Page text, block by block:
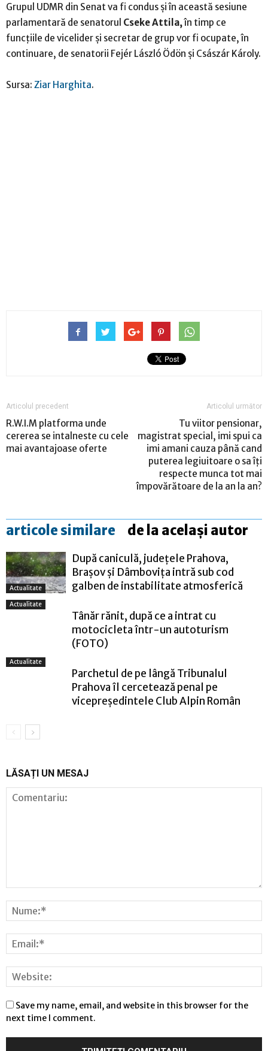
Grupul UDMR din Senat va fi condus și în această sesiune
parlamentară de senatorul Cseke Attila,în timp ce
funcțiile de vicelider și secretar de grup vor fi ocupate, în
continuare, de senatorii Fejér László Ödön și Császár Károly.
Sursa: Ziar Harghita.
Articolul precedent
R.W.I.M platforma unde
cererea se intalneste cu cele
mai avantajoase oferte
Articolul următor
Tu viitor pensionar,
magistrat special, imi spui ca
imi amani cauza până cand
puterea legiuitoare o sa îți
respecte munca tot mai
împovărătoare de la an la an?
articole similare de la același autor
Actualitate
După caniculă, județele Prahova,
Brașov și Dâmbovița intră sub cod
galben de instabilitate atmosferică
Actualitate
Tânăr rănit, după ce a intrat cu
motocicleta într-un autoturism
(FOTO)
Actualitate
Parchetul de pe lângă Tribunalul
Prahova îl cercetează penal pe
vicepreședintele Club Alpin Român
LĂSAȚI UN MESAJ
Save my name, email, and website in this browser for the
next time I comment.